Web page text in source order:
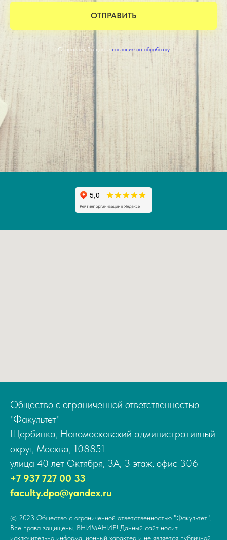
ОТПРАВИТЬ
Отправляя, Вы даетесогласие на обработку
Общество с ограниченной ответственностью
"Факультет"
Щербинка, Новомосковский административный
округ, Москва, 108851
улица 40 лет Октября, 3А, 3 этаж, офис 306
+7 937 727 00 33
faculty.dpo@yandex.ru
© 2023 Общество с ограниченной ответственностью "Факультет".
Все права защищены. ВНИМАНИЕ! Данный сайт носит
исключительно информационный характер и не является публичной